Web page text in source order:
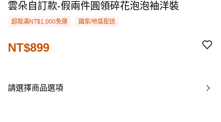
雲朵自訂款-假兩件圓領碎花泡泡袖洋裝
超取滿NT$1,000免運 國家/地區配送
NT$899
請選擇商品選項